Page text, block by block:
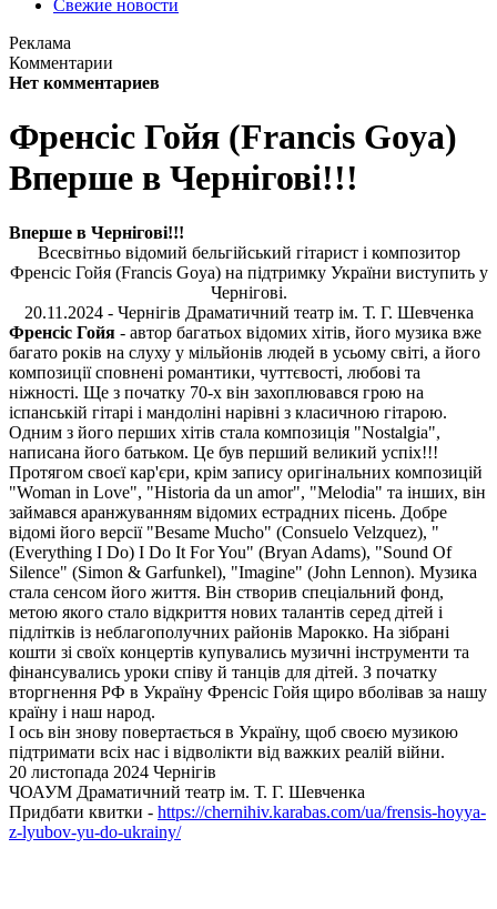
Свежие новости
Реклама
Комментарии
Нет комментариев
Френсіс Гойя (Francis Goya)
Вперше в Чернігові!!!
Вперше в Чернігові!!!
Всесвітньо відомий бельгійський гітарист і композитор
Френсіс Гойя (Francis Goya) на підтримку України виступить у
Чернігові.
20.11.2024 - Чернігів Драматичний театр ім. Т. Г. Шевченка
Френсіс Гойя - автор багатьох відомих хітів, його музика вже
багато років на слуху у мільйонів людей в усьому світі, а його
композиції сповнені романтики, чуттєвості, любові та
ніжності. Ще з початку 70-х він захоплювався грою на
іспанській гітарі і мандоліні нарівні з класичною гітарою.
Одним з його перших хітів стала композиція "Nostalgia",
написана його батьком. Це був перший великий успіх!!!
Протягом своєї кар'єри, крім запису оригінальних композицій
"Woman in Love", "Historia da un amor", "Melodia" та інших, він
займався аранжуванням відомих естрадних пісень. Добре
відомі його версії "Besame Mucho" (Consuelo Velzquez), "
(Everything I Do) I Do It For You" (Bryan Adams), "Sound Of
Silence" (Simon & Garfunkel), "Imagine" (John Lennon). Музика
стала сенсом його життя. Він створив спеціальний фонд,
метою якого стало відкриття нових талантів серед дітей і
підлітків із неблагополучних районів Марокко. На зібрані
кошти зі своїх концертів купувались музичні інструменти та
фінансувались уроки співу й танців для дітей. З початку
вторгнення РФ в Україну Френсіс Гойя щиро вболівав за нашу
країну і наш народ.
І ось він знову повертається в Україну, щоб своєю музикою
підтримати всіх нас і відволікти від важких реалій війни.
20 листопада 2024 Чернігів
ЧОАУМ Драматичний театр ім. Т. Г. Шевченка
Придбати квитки - https://chernihiv.karabas.com/ua/frensis-hoyya-
z-lyubov-yu-do-ukrainy/